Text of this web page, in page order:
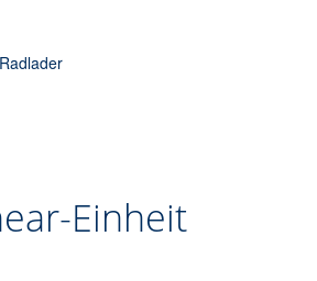
Einheit